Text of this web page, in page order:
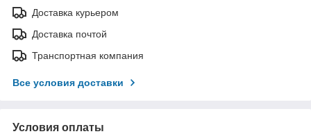
Доставка курьером
Доставка почтой
Транспортная компания
Все условия доставки
Условия оплаты